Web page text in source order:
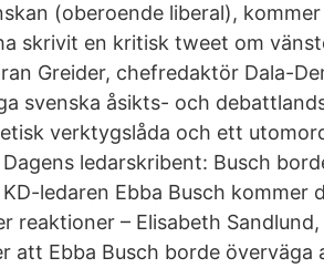
(oberoende liberal),
skrivit en kritisk tweet om
Greider, chefredaktör Dala-
svenska åsikts- och
verktygslåda och ett
ledarskribent: Busch
ledaren Ebba Busch kommer
reaktioner – Elisabeth
att Ebba Busch borde överväga